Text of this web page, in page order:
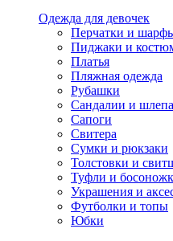
Одежда для девочек
Перчатки и
Пиджаки и
Платья
Пляжная одежда
Рубашки
Сандалии и
Сапоги
Свитера
Сумки и рюкзаки
Толстовки и
Туфли и
Украшения и
Футболки и топы
Юбки